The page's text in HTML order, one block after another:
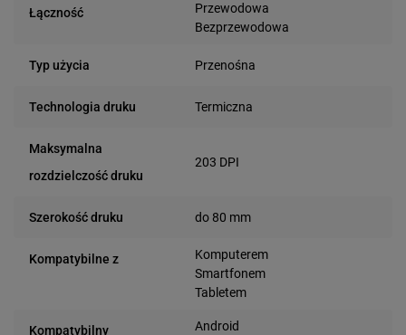
Łączność
Przewodowa
Bezprzewodowa
Typ użycia Przenośna
Technologia druku Termiczna
Maksymalna
rozdzielczość druku
203 DPI
Szerokość druku do 80 mm
Kompatybilne z
Komputerem
Smartfonem
Tabletem
Kompatybilny
Android